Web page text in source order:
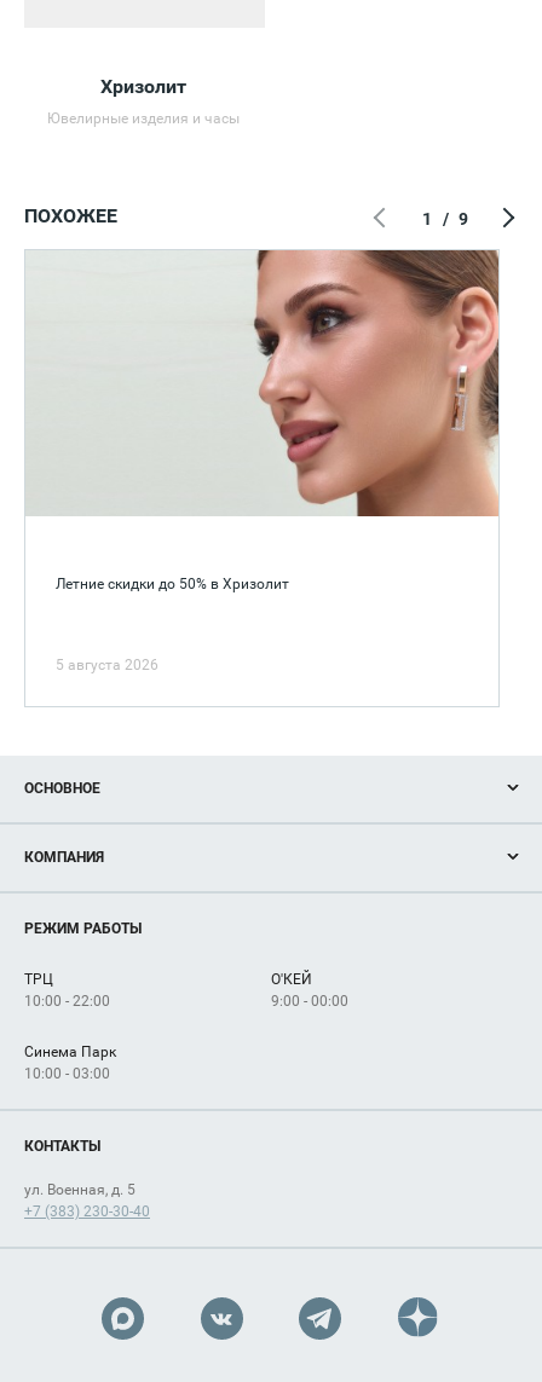
Хризолит
Ювелирные изделия и часы
ПОХОЖЕЕ
Летние скидки до 50% в Хризолит
5 августа 2026
1 / 9
ОСНОВНОЕ
Новости
Магазины
Услуги
КОМПАНИЯ
Рекламодателям
Как добраться
РЕЖИМ РАБОТЫ
ТРЦ
10:00 - 22:00
О'КЕЙ
9:00 - 00:00
Синема Парк
10:00 - 03:00
КОНТАКТЫ
ул. Военная, д. 5
+7 (383) 230-30-40